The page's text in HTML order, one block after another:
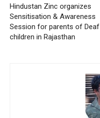
Hindustan Zinc organizes
Sensitisation & Awareness
Session for parents of Deaf
children in Rajasthan